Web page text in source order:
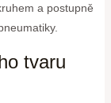
a postupně
tvaru